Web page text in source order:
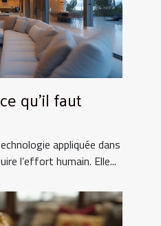
qu’il faut
appliquée dans
l’effort humain. Elle...